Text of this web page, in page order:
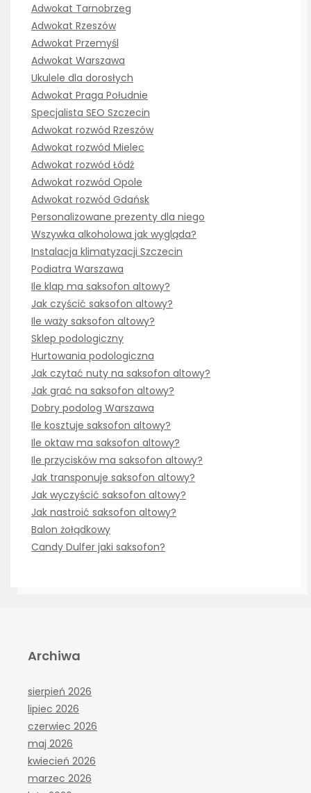
Adwokat Tarnobrzeg
Adwokat Rzeszów
Adwokat Przemyśl
Adwokat Warszawa
Ukulele dla dorosłych
Adwokat Praga Południe
Specjalista SEO Szczecin
Adwokat rozwód Rzeszów
Adwokat rozwód Mielec
Adwokat rozwód Łódź
Adwokat rozwód Opole
Adwokat rozwód Gdańsk
Personalizowane prezenty dla niego
Wszywka alkoholowa jak wygląda?
Instalacja klimatyzacji Szczecin
Podiatra Warszawa
Ile klap ma saksofon altowy?
Jak czyścić saksofon altowy?
Ile waży saksofon altowy?
Sklep podologiczny
Hurtowania podologiczna
Jak czytać nuty na saksofon altowy?
Jak grać na saksofon altowy?
Dobry podolog Warszawa
Ile kosztuje saksofon altowy?
Ile oktaw ma saksofon altowy?
Ile przycisków ma saksofon altowy?
Jak transponuje saksofon altowy?
Jak wyczyścić saksofon altowy?
Jak nastroić saksofon altowy?
Balon żołądkowy
Candy Dulfer jaki saksofon?
Archiwa
sierpień 2026
lipiec 2026
czerwiec 2026
maj 2026
kwiecień 2026
marzec 2026